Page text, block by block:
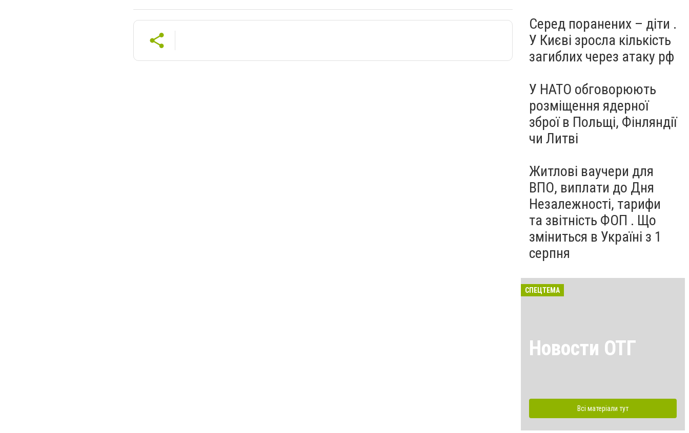
Серед поранених – діти .
У Києві зросла кількість
загиблих через атаку рф
У НАТО обговорюють
розміщення ядерної
зброї в Польщі, Фінляндії
чи Литві
Житлові ваучери для
ВПО, виплати до Дня
Незалежності, тарифи
та звітність ФОП . Що
зміниться в Україні з 1
серпня
СПЕЦТЕМА
Новости ОТГ
Всі матеріали тут